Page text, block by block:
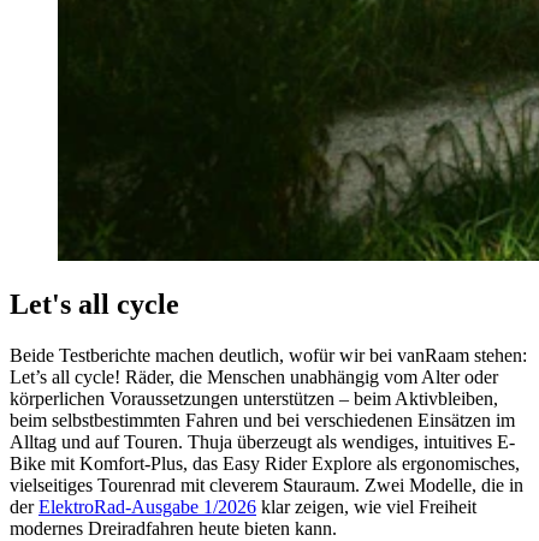
Let's all cycle
Beide Testberichte machen deutlich, wofür wir bei vanRaam stehen:
Let’s all cycle! Räder, die Menschen unabhängig vom Alter oder
körperlichen Voraussetzungen unterstützen – beim Aktivbleiben,
beim selbstbestimmten Fahren und bei verschiedenen Einsätzen im
Alltag und auf Touren. Thuja überzeugt als wendiges, intuitives E-
Bike mit Komfort-Plus, das Easy Rider Explore als ergonomisches,
vielseitiges Tourenrad mit cleverem Stauraum. Zwei Modelle, die in
derElektroRad-Ausgabe 1/2026 klar zeigen, wie viel Freiheit
modernes Dreiradfahren heute bieten kann.